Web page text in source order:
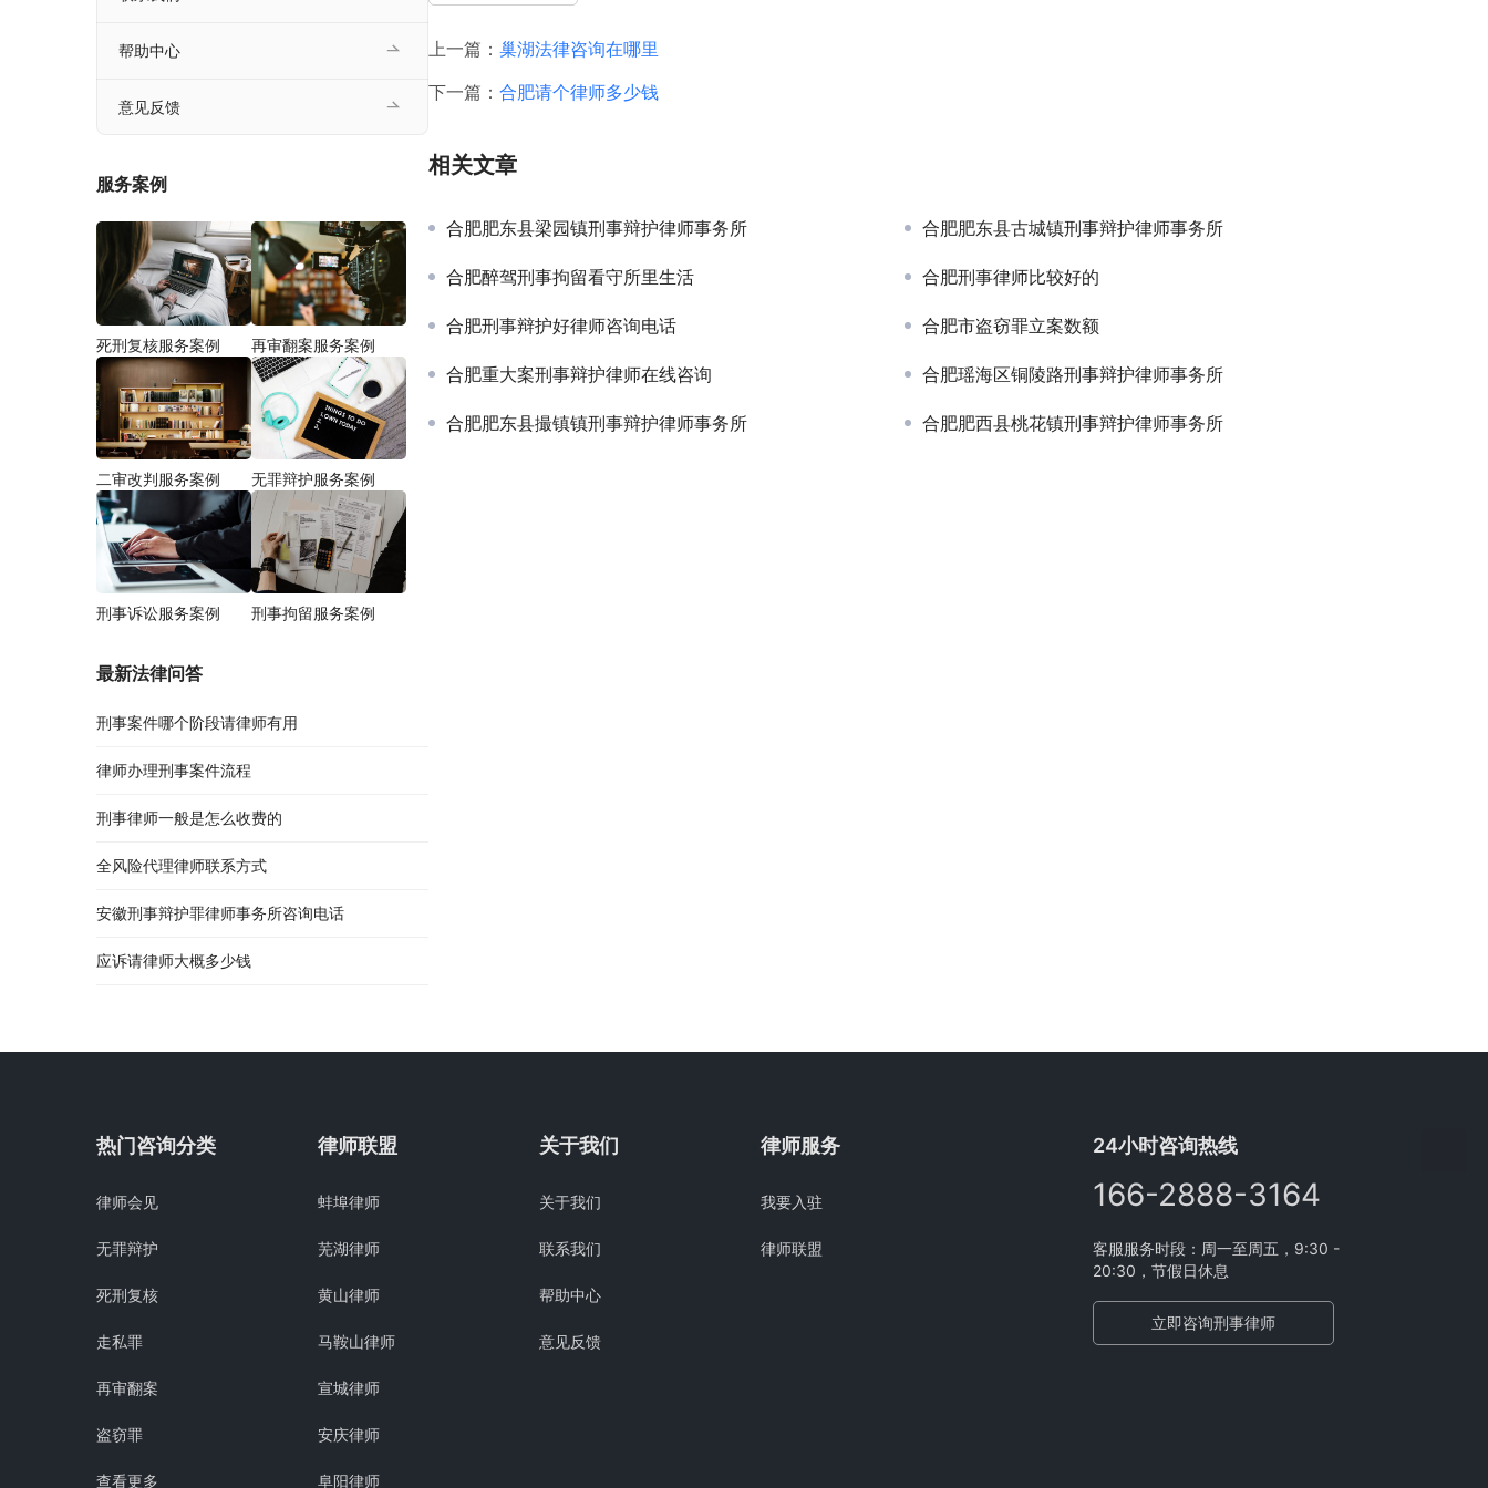
上一篇： 巢湖法律咨询在哪里
下一篇： 合肥请个律师多少钱
相关文章
合肥肥东县梁园镇刑事辩护律师事务所 合肥肥东县古城镇刑事辩护律师事务所
合肥醉驾刑事拘留看守所里生活 合肥刑事律师比较好的
合肥刑事辩护好律师咨询电话 合肥市盗窃罪立案数额
合肥重大案刑事辩护律师在线咨询 合肥瑶海区铜陵路刑事辩护律师事务所
合肥肥东县撮镇镇刑事辩护律师事务所 合肥肥西县桃花镇刑事辩护律师事务所
帮助中心
意见反馈
服务案例
死刑复核服务案例 再审翻案服务案例
二审改判服务案例 无罪辩护服务案例
刑事诉讼服务案例 刑事拘留服务案例
最新法律问答
刑事案件哪个阶段请律师有用
律师办理刑事案件流程
刑事律师一般是怎么收费的
全风险代理律师联系方式
安徽刑事辩护罪律师事务所咨询电话
应诉请律师大概多少钱
热门咨询分类
律师会见
无罪辩护
死刑复核
走私罪
再审翻案
盗窃罪
查看更多
律师联盟
蚌埠律师
芜湖律师
黄山律师
马鞍山律师
宣城律师
安庆律师
阜阳律师
关于我们
关于我们
联系我们
帮助中心
意见反馈
律师服务
我要入驻
律师联盟
24小时咨询热线
166-2888-3164
客服服务时段：周一至周五，9:30 -
20:30，节假日休息
立即咨询刑事律师